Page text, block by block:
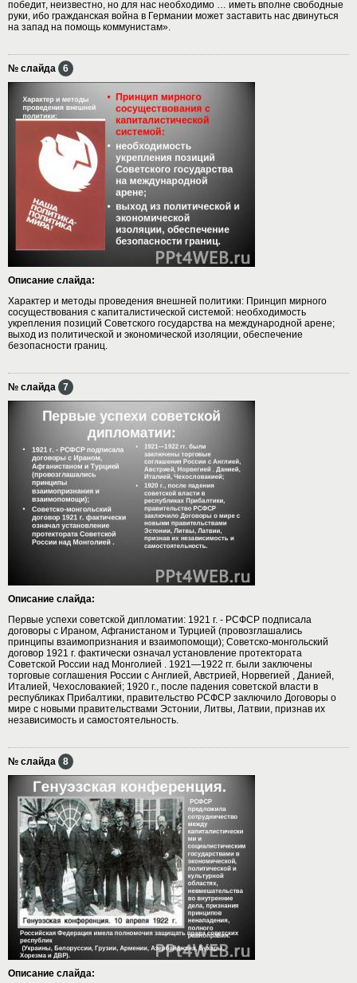
победит, неизвестно, но для нас необходимо … иметь вполне свободные
руки, ибо гражданская война в Германии может заставить нас двинуться
на запад на помощь коммунистам».
№ слайда 6
Описание слайда:
Характер и методы проведения внешней политики: Принцип мирного
сосуществования с капиталистической системой: необходимость
укрепления позиций Советского государства на международной арене;
выход из политической и экономической изоляции, обеспечение
безопасности границ.
№ слайда 7
Описание слайда:
Первые успехи советской дипломатии: 1921 г. - РСФСР подписала
договоры с Ираном, Афганистаном и Турцией (провозглашались
принципы взаимопризнания и взаимопомощи); Советско-монгольский
договор 1921 г. фактически означал установление протектората
Советской России над Монголией . 1921—1922 гг. были заключены
торговые соглашения России с Англией, Австрией, Норвегией , Данией,
Италией, Чехословакией; 1920 г., после падения советской власти в
республиках Прибалтики, правительство РСФСР заключило Договоры о
мире с новыми правительствами Эстонии, Литвы, Латвии, признав их
независимость и самостоятельность.
№ слайда 8
Описание слайда: